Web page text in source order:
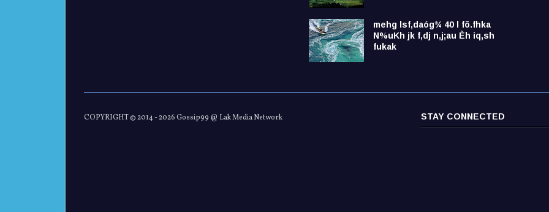
mehg lsf,daóg¾ 40 l fõ.fhka
N%uKh jk f,dj n,j;au Èh iq,sh
fukak
COPYRIGHT © 2014 -2026 Gossip99 @ Lak Media Network STAY CONNECTED